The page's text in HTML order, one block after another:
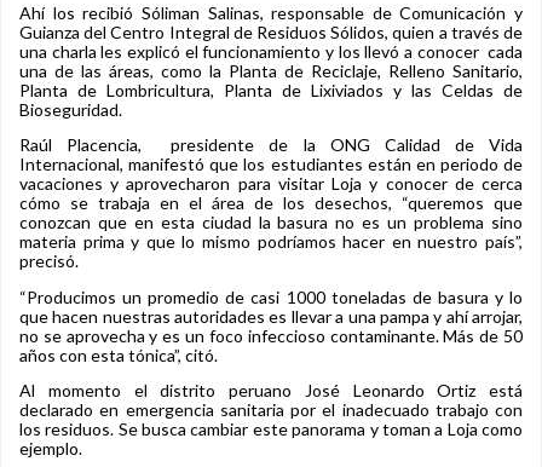
Ahí los recibió Sóliman Salinas, responsable de Comunicación y
Guianza del Centro Integral de Residuos Sólidos, quien a través de
una charla les explicó el funcionamiento y los llevó a conocer cada
una de las áreas, como la Planta de Reciclaje, Relleno Sanitario,
Planta de Lombricultura, Planta de Lixiviados y las Celdas de
Bioseguridad.
Raúl Placencia, presidente de la ONG Calidad de Vida
Internacional, manifestó que los estudiantes están en periodo de
vacaciones y aprovecharon para visitar Loja y conocer de cerca
cómo se trabaja en el área de los desechos, “queremos que
conozcan que en esta ciudad la basura no es un problema sino
materia prima y que lo mismo podríamos hacer en nuestro país”,
precisó.
“Producimos un promedio de casi 1000 toneladas de basura y lo
que hacen nuestras autoridades es llevar a una pampa y ahí arrojar,
no se aprovecha y es un foco infeccioso contaminante. Más de 50
años con esta tónica”, citó.
Al momento el distrito peruano José Leonardo Ortiz está
declarado en emergencia sanitaria por el inadecuado trabajo con
los residuos. Se busca cambiar este panorama y toman a Loja como
ejemplo.